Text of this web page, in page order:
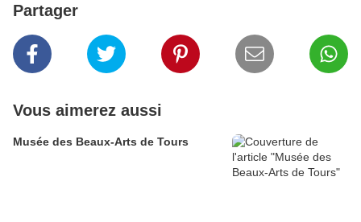
Partager
Vous aimerez aussi
Musée des Beaux-Arts de Tours